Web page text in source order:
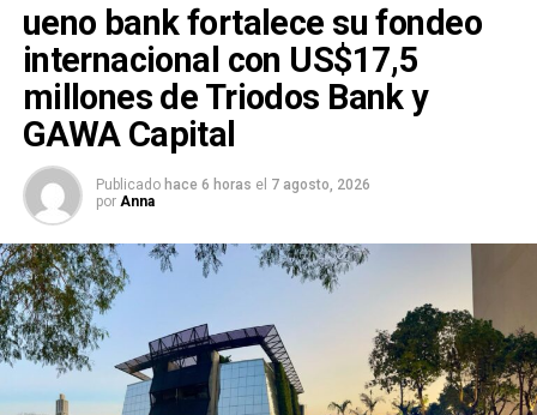
ueno bank fortalece su fondeo
internacional con US$17,5
millones de Triodos Bank y
GAWA Capital
Publicado hace 6 horas el 7 agosto, 2026
por Anna